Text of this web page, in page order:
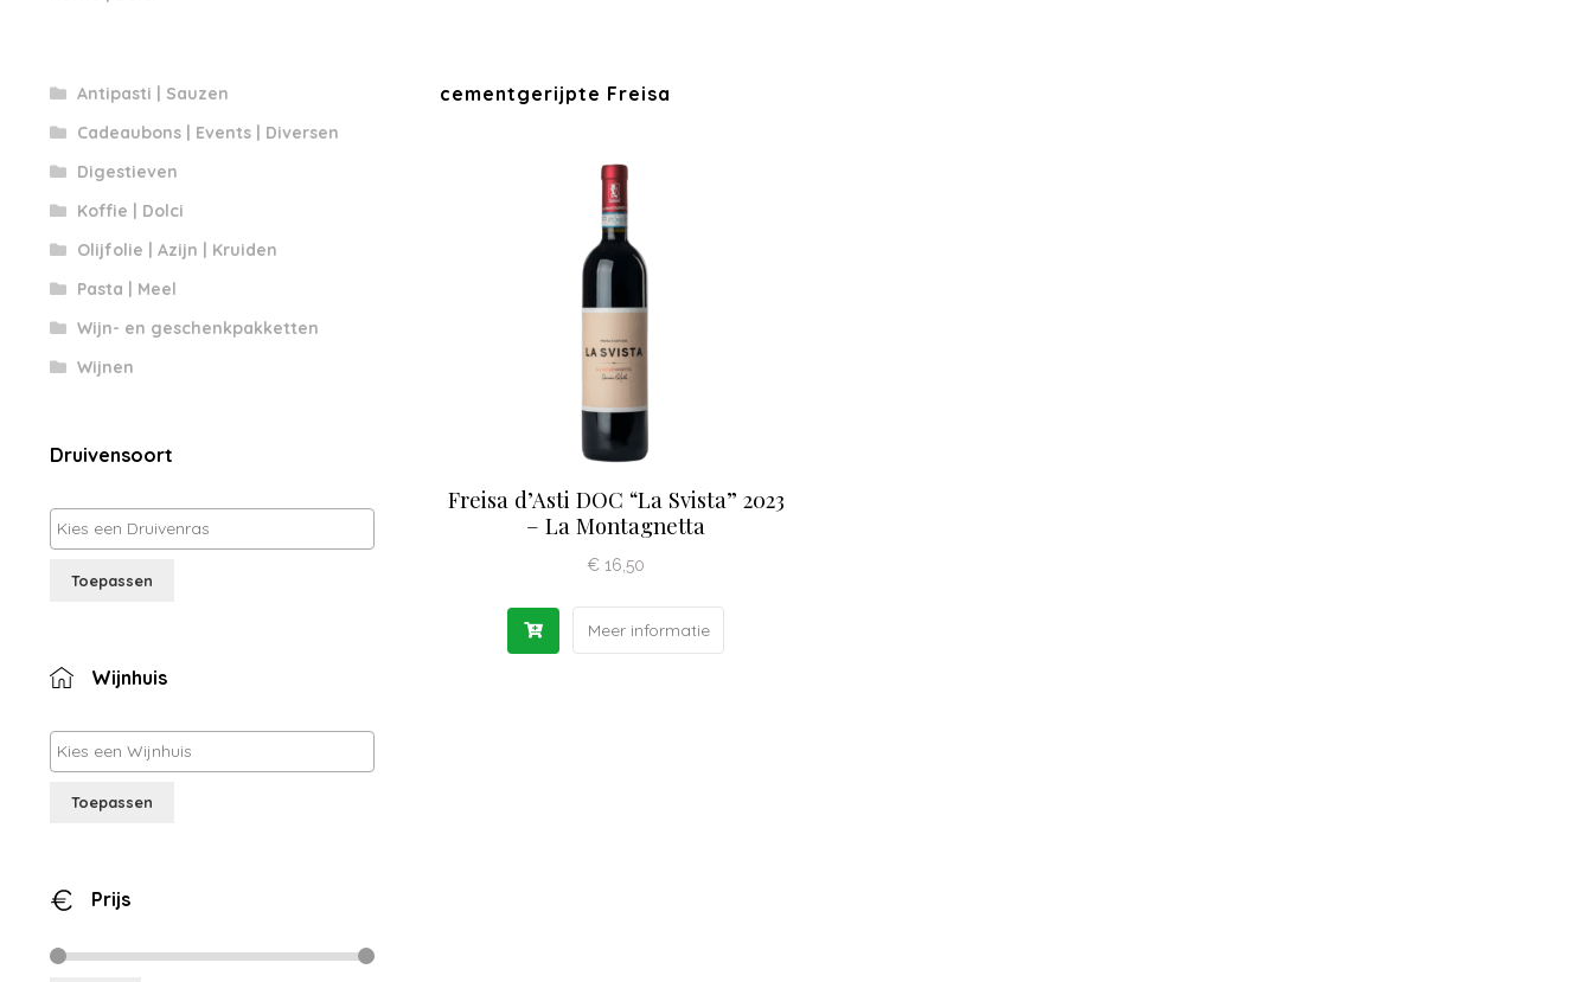
cementgerijpte Freisa
Freisa d’Asti DOC “La Svista” 2023
– La Montagnetta
€ 16,50
Meer informatie
Antipasti | Sauzen
Cadeaubons | Events | Diversen
Digestieven
Koffie | Dolci
Olijfolie | Azijn | Kruiden
Pasta | Meel
Wijn- en geschenkpakketten
Wijnen
Druivensoort
Toepassen
Wijnhuis
Toepassen
Prijs